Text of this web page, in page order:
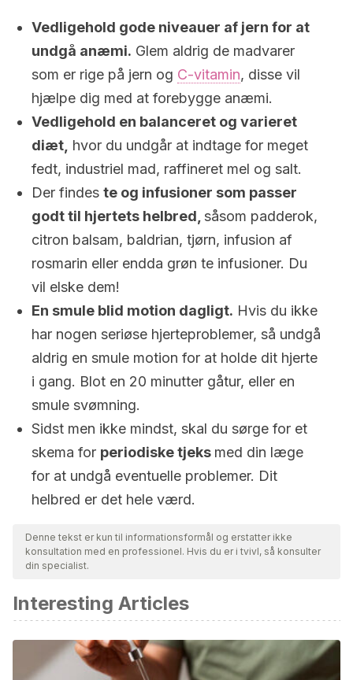
Vedligehold gode niveauer af jern for at
undgå anæmi. Glem aldrig de madvarer
som er rige på jern og C-vitamin, disse vil
hjælpe dig med at forebygge anæmi.
Vedligehold en balanceret og varieret
diæt, hvor du undgår at indtage for meget
fedt, industriel mad, raffineret mel og salt.
Der findes te og infusioner som passer
godt til hjertets helbred, såsom padderok,
citron balsam, baldrian, tjørn, infusion af
rosmarin eller endda grøn te infusioner. Du
vil elske dem!
En smule blid motion dagligt. Hvis du ikke
har nogen seriøse hjerteproblemer, så undgå
aldrig en smule motion for at holde dit hjerte
i gang. Blot en 20 minutter gåtur, eller en
smule svømning.
Sidst men ikke mindst, skal du sørge for et
skema for periodiske tjeks med din læge
for at undgå eventuelle problemer. Dit
helbred er det hele værd.
Denne tekst er kun til informationsformål og erstatter ikke
konsultation med en professionel. Hvis du er i tvivl, så konsulter
din specialist.
Interesting Articles